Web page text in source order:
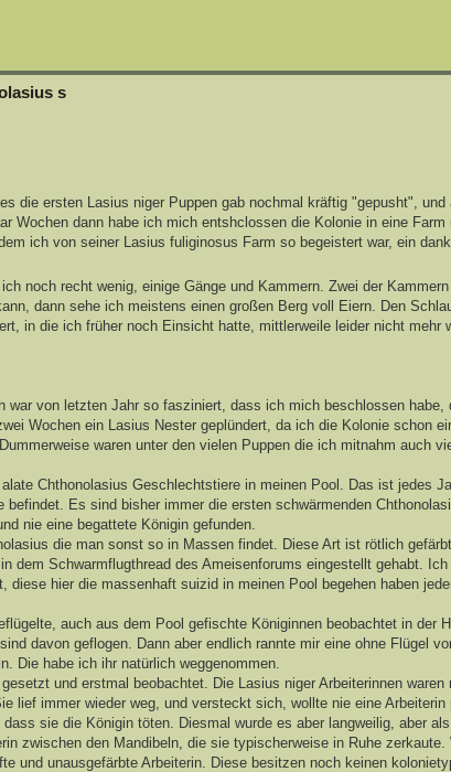
s
die ersten Lasius niger Puppen gab nochmal kräftig "gepusht", und
Wochen dann habe ich mich entshclossen die Kolonie in eine Farm
ich von seiner Lasius fuliginosus Farm so begeistert war, ein
noch recht wenig, einige Gänge und Kammern. Zwei der
dann sehe ich meistens einen großen Berg voll Eiern. Den
in die ich früher noch Einsicht hatte, mittlerweile leider nicht mehr
von letzten Jahr so fasziniert, dass ich mich beschlossen habe,
Wochen ein Lasius Nester geplündert, da ich die Kolonie schon
waren unter den vielen Puppen die ich mitnahm auch
Chthonolasius Geschlechtstiere in meinen Pool. Das ist jedes
Es sind bisher immer die ersten schwärmenden
nie eine begattete Königin gefunden.
die man sonst so in Massen findet. Diese Art ist rötlich
dem Schwarmflugthread des Ameisenforums eingestellt gehabt. Ich
hier die massenhaft suizid in meinen Pool begehen haben
auch aus dem Pool gefischte Königinnen beobachtet in der
davon geflogen. Dann aber endlich rannte mir eine ohne Flügel
Die habe ich ihr natürlich weggenommen.
und erstmal beobachtet. Die Lasius niger Arbeiterinnen waren
lief immer wieder weg, und versteckt sich, wollte nie eine Arbeiterin
sie die Königin töten. Diesmal wurde es aber langweilig, aber
zwischen den Mandibeln, die sie typischerweise in Ruhe zerkaute.
und unausgefärbte Arbeiterin. Diese besitzen noch keinen